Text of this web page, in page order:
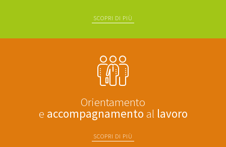
SCOPRI DI PIÙ
Orientamento
e accompagnamento al lavoro
SCOPRI DI PIÙ